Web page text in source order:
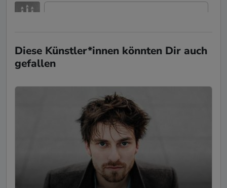
super Performance abgeliefert. Sowohl die
- Geburtstag
einKlang machen wirklich gute Musik mit
tollen Texten... nur zu empfehlen!
Außerdem waren Artur und Jan sehr
freundlich, pünktlich und auch
Diese Künstler*innen könnten Dir auch
gefallen